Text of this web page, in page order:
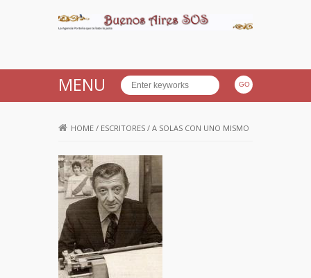
MENU
HOME / ESCRITORES / A SOLAS CON UNO MISMO